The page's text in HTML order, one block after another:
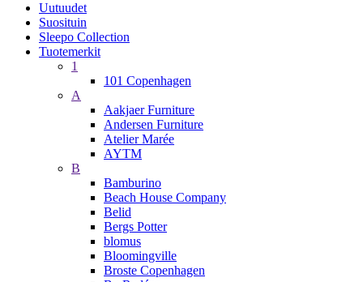
Uutuudet
Suosituin
Sleepo Collection
Tuotemerkit
1
101 Copenhagen
A
Aakjaer Furniture
Andersen Furniture
Atelier Marée
AYTM
B
Bamburino
Beach House Company
Belid
Bergs Potter
blomus
Bloomingville
Broste Copenhagen